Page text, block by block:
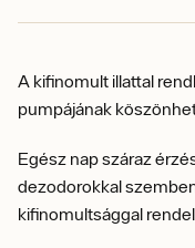
A kifinomult illattal
pumpájának
Egész nap száraz
dezodorokkal
kifinomultsággal